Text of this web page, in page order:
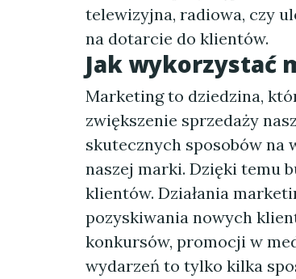
telewizyjna, radiowa, czy
na dotarcie do klientów.
Jak wykorzystać
Marketing to dziedzina,
zwiększenie sprzedaży
skutecznych sposobów
naszej marki. Dzięki temu
klientów. Działania
pozyskiwania nowych
konkursów, promocji w
wydarzeń to tylko kilka